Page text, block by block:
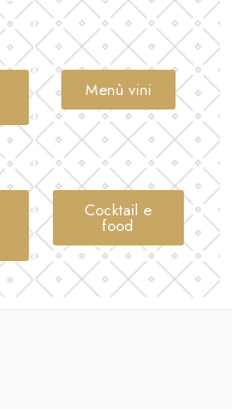
Menù vini
Cocktail e
food